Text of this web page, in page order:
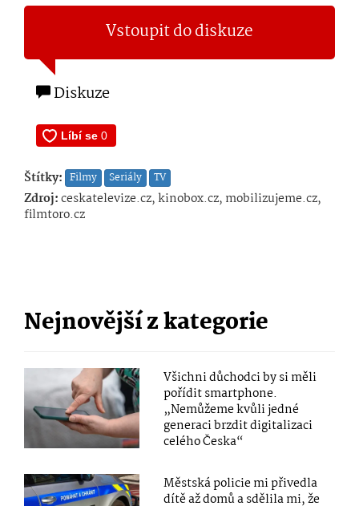
Vstoupit do diskuze
Diskuze
Štítky: Filmy Seriály TV
Zdroj:ceskatelevize.cz, kinobox.cz, mobilizujeme.cz,
filmtoro.cz
Nejnovější z kategorie
Všichni důchodci by si měli
pořídit smartphone.
„Nemůžeme kvůli jedné
generaci brzdit digitalizaci
celého Česka“
Městská policie mi přivedla
dítě až domů a sdělila mi, že